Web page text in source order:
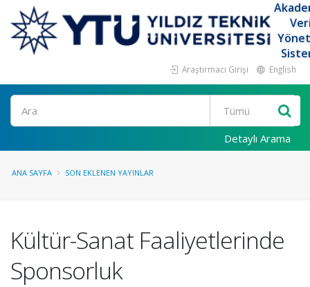
Araştırmacı Girişi English
Ara
Detaylı Arama
ANA SAYFA SON EKLENEN YAYINLAR
Kültür-Sanat Faaliyetlerinde
Sponsorluk